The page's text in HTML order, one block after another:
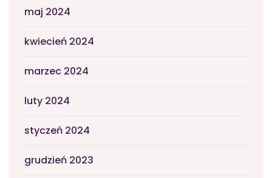
maj 2024
kwiecień 2024
marzec 2024
luty 2024
styczeń 2024
grudzień 2023